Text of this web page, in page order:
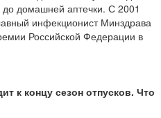
домашней аптечки. С 2001
инфекционист Минздрава
Российской Федерации в
к концу сезон отпусков. Что